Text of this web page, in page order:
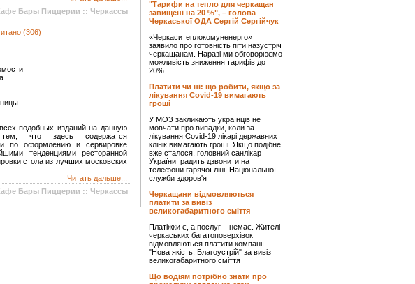
Бары Пиццерии :: Черкассы
(306)
подобных изданий на данную
что здесь содержатся
по оформлению и сервировке
тенденциями ресторанной
стола из лучших московских
Читать дальше...
Бары Пиццерии :: Черкассы
"Тарифи на тепло для черкащан
завищені на 20 %", – голова
Черкаської ОДА Сергій Сергійчук
«Черкаситеплокомуненерго»
заявило про готовність піти назустріч
черкащанам. Наразі ми обговорюємо
можливість зниження тарифів до
20%.
Платити чи ні: що робити, якщо за
лікування Covid-19 вимагають
гроші
У МОЗ закликають українців не
мовчати про випадки, коли за
лікування Covid-19 лікарі державних
клінік вимагають гроші. Якщо подібне
вже сталося, головний санлікар
України радить дзвонити на
телефони гарячої лінії Національної
служби здоров'я
Черкащани відмовляються
платити за вивіз
великогабаритного сміття
Платіжки є, а послуг – немає. Жителі
черкаських багатоповерхівок
відмовляються платити компанії
"Нова якість. Благоустрій" за вивіз
великогабаритного сміття
Що водіям потрібно знати про